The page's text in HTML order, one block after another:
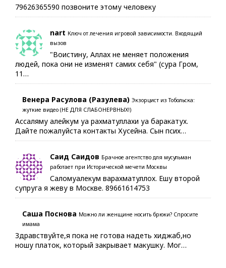
79626365590 позвоните этому человеку
nart Ключ от лечения игровой зависимости. Входящий
вызов
"Воистину, Аллах не меняет положения
людей, пока они не изменят самих себя" (сура Гром,
11…
Венера Расулова (Разулева) Экзорцист из Тобольска:
жуткие видео (НЕ ДЛЯ СЛАБОНЕРВНЫХ!)
Ассаляму алейкум уа рахматуллахи уа баракатух.
Дайте пожалуйста контакты Хусейна. Сын псих…
Саид Саидов Брачное агентство для мусульман
работает при Исторической мечети Москвы
Саломуалекум варахматуллох. Ешу второй
супруга я жеву в Москве. 89661614753
Саша Поснова Можно ли женщине носить брюки? Спросите
имама
Здравствуйте,я пока не готова надеть хиджаб,но
ношу платок, который закрывает макушку. Мог…